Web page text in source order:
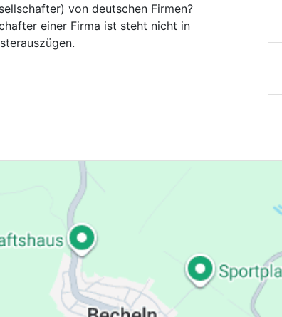
von deutschen Firmen?
einer Firma ist steht nicht in